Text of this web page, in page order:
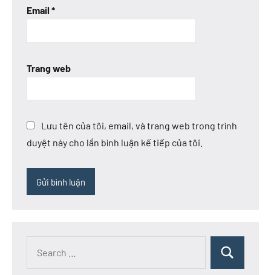
Email *
Trang web
Lưu tên của tôi, email, và trang web trong trình
duyệt này cho lần bình luận kế tiếp của tôi.
Search